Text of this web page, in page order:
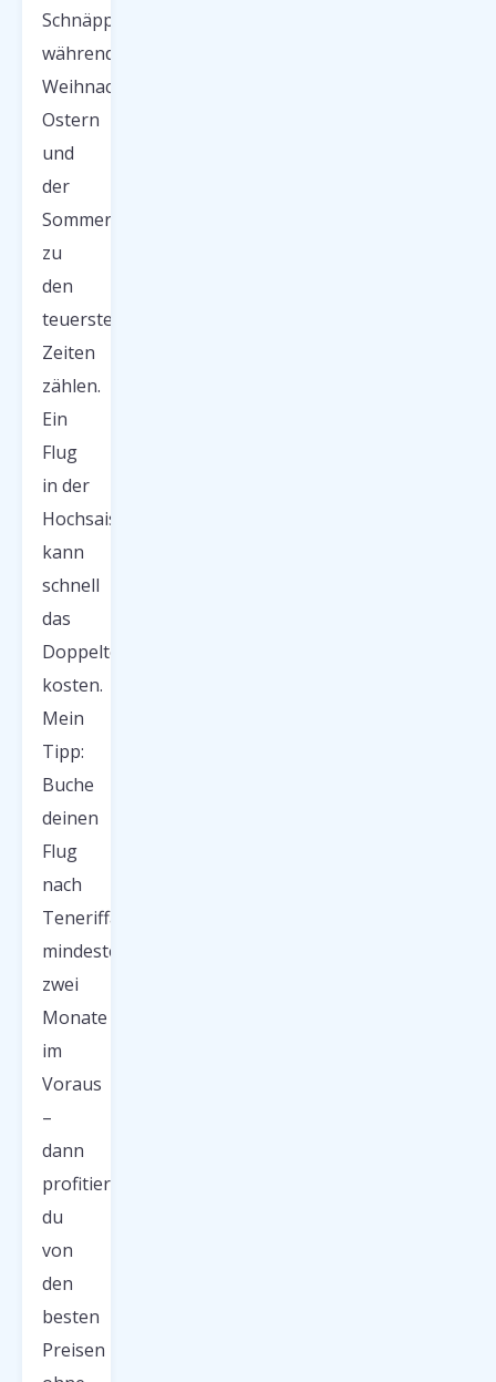
Schnäppchen,
während
Weihnachten,
Ostern
und
der
Sommer
zu
den
teuersten
Zeiten
zählen.
Ein
Flug
in der
Hochsaison
kann
schnell
das
Doppelte
kosten.
Mein
Tipp:
Buche
deinen
Flug
nach
Teneriffa
mindestens
zwei
Monate
im
Voraus
–
dann
profitierst
du
von
den
besten
Preisen